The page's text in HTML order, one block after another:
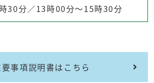
30分／13時00分～15時30分
事項説明書はこちら